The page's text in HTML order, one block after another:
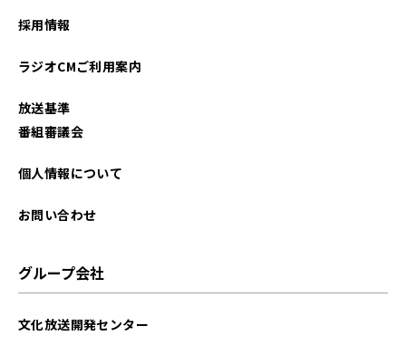
2024年06月
2024年01月
採用情報
ラジオCMご利用案内
放送基準
番組審議会
個人情報について
お問い合わせ
グループ会社
文化放送開発センター